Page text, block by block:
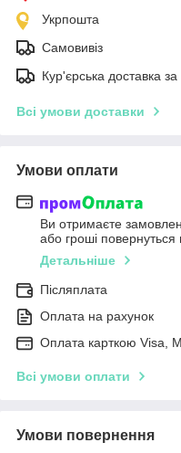
Укрпошта
Самовивіз
Кур'єрська доставка
Всі умови доставки
Умови оплати
Ви отримаєте
або гроші повернуться
Детальніше
Післяплата
Оплата на рахунок
Оплата карткою Visa,
Всі умови оплати
Умови повернення